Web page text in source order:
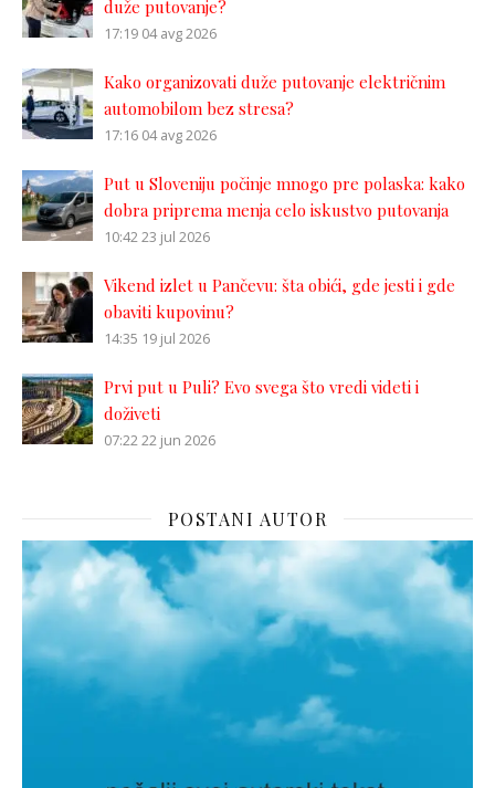
duže putovanje?
17:19 04 avg 2026
Kako organizovati duže putovanje električnim
automobilom bez stresa?
17:16 04 avg 2026
Put u Sloveniju počinje mnogo pre polaska: kako
dobra priprema menja celo iskustvo putovanja
10:4223 jul 2026
Vikend izlet u Pančevu: šta obići, gde jesti i gde
obaviti kupovinu?
14:35 19 jul 2026
Prvi put u Puli? Evo svega što vredi videti i
doživeti
07:2222 jun 2026
POSTANI AUTOR